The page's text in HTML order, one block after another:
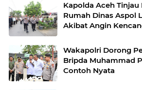
Kapolda Aceh Tinjau
Rumah Dinas Aspol
Akibat Angin
Wakapolri Dorong
Bripda Muhammad
Contoh Nyata